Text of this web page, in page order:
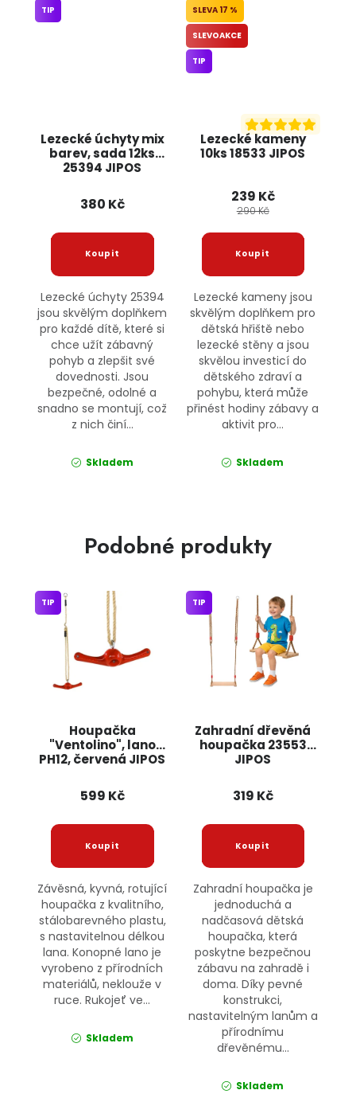
Lezecké úchyty mix
barev, sada 12ks
25394 JIPOS
TIP
380 Kč
Lezecké úchyty 25394
jsou skvělým doplňkem
pro každé dítě, které si
chce užít zábavný
pohyb a zlepšit své
dovednosti. Jsou
bezpečné, odolné a
snadno se montují, což
z nich činí...
Skladem
Lezecké kameny
10ks 18533 JIPOS
17 %
SLEVOAKCE
TIP
239 Kč
290 Kč
Lezecké kameny jsou
skvělým doplňkem pro
dětská hřiště nebo
lezecké stěny a jsou
skvělou investicí do
dětského zdraví a
pohybu, která může
přinést hodiny zábavy a
aktivit pro...
Skladem
Podobné produkty
Houpačka
"Ventolino", lano
PH12, červená JIPOS
TIP
599 Kč
Závěsná, kyvná, rotující
houpačka z kvalitního,
stálobarevného plastu,
s nastavitelnou délkou
lana. Konopné lano je
vyrobeno z přírodních
materiálů, neklouže v
ruce. Rukojeť ve...
Skladem
Zahradní dřevěná
houpačka 23553
JIPOS
TIP
319 Kč
Zahradní houpačka je
jednoduchá a
nadčasová dětská
houpačka, která
poskytne bezpečnou
zábavu na zahradě i
doma. Díky pevné
konstrukci,
nastavitelným lanům a
přírodnímu
dřevěnému...
Skladem